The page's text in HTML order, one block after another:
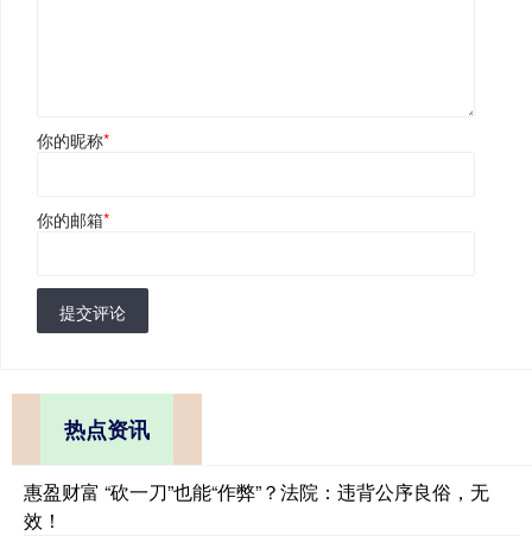
你的昵称*
你的邮箱*
提交评论
热点资讯
惠盈财富 “砍一刀”也能“作弊”？法院：违背公序良俗，无
效！